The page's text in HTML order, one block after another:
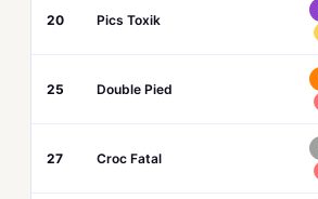
20 Pics Toxik
25 Double Pied
27 Croc Fatal